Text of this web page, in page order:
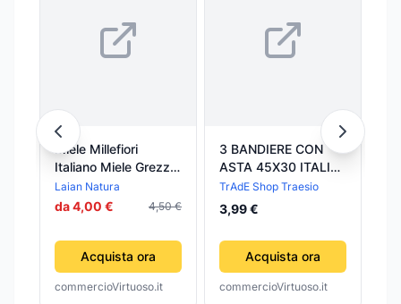
Miele Millefiori
Italiano Miele Grezzo
Artigianale Da Api
Italiane Miele
Laian Natura
Laian Natura
da 4,00 € 4,50 €
Acquista ora
commercioVirtuoso.it
3 BANDIERE CON
ASTA 45X30 ITALIA
ITALIANA
TRICOLORE
NAZIONALE
MONDIALI EUROPEI
TrAdE Shop Traesio
3,99 €
Acquista ora
commercioVirtuoso.it